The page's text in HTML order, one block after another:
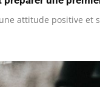
attitude positive et